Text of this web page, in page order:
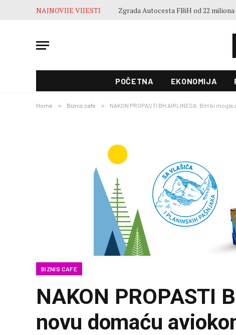
NAJNOVIJE VIJESTI
POČETNA EKONOMIJA
Home » Biznis cafe » NAKON PROPASTI BH AIRLINESA: BiH bi
BIZNIS CAFE
NAKON PROPASTI
novu domaću